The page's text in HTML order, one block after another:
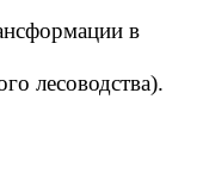
в
лесоводства).